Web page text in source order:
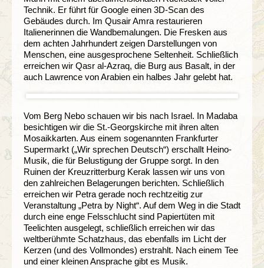
Technik. Er führt für Google einen 3D-Scan des
Gebäudes durch. Im Qusair Amra restaurieren
Italienerinnen die Wandbemalungen. Die Fresken aus
dem achten Jahrhundert zeigen Darstellungen von
Menschen, eine ausgesprochene Seltenheit. Schließlich
erreichen wir Qasr al-Azraq, die Burg aus Basalt, in der
auch Lawrence von Arabien ein halbes Jahr gelebt hat.
Vom Berg Nebo schauen wir bis nach Israel. In Madaba
besichtigen wir die St.-Georgskirche mit ihren alten
Mosaikkarten. Aus einem sogenannten Frankfurter
Supermarkt („Wir sprechen Deutsch“) erschallt Heino-
Musik, die für Belustigung der Gruppe sorgt. In den
Ruinen der Kreuzritterburg Kerak lassen wir uns von
den zahlreichen Belagerungen berichten. Schließlich
erreichen wir Petra gerade noch rechtzeitig zur
Veranstaltung „Petra by Night“. Auf dem Weg in die Stadt
durch eine enge Felsschlucht sind Papiertüten mit
Teelichten ausgelegt, schließlich erreichen wir das
weltberühmte Schatzhaus, das ebenfalls im Licht der
Kerzen (und des Vollmondes) erstrahlt. Nach einem Tee
und einer kleinen Ansprache gibt es Musik.